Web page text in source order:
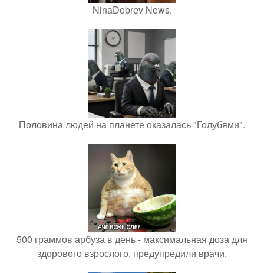
NinaDobrev News.
Половина людей на планете оказалась "Голубями".
500 граммов арбуза в день - максимальная доза для
здорового взрослого, предупредили врачи.